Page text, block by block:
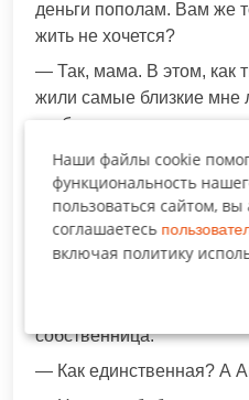
деньги пополам. Вам же
жить не хочется?
— Так, мама. В этом, как
жили самые близкие мне
чтобы я продавала
Кристина начинала
понимает таких
наглость? В завещании
Кристина –
— Тогда давай решим
собственница.
— Как единственная? А
Наши файлы cookie
функциональность
пользоваться сайтом,
соглашаетесь
включая политику